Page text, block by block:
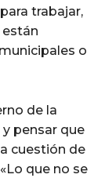
trabajar,
están
o
de la
pensar que
cuestión de
que no se